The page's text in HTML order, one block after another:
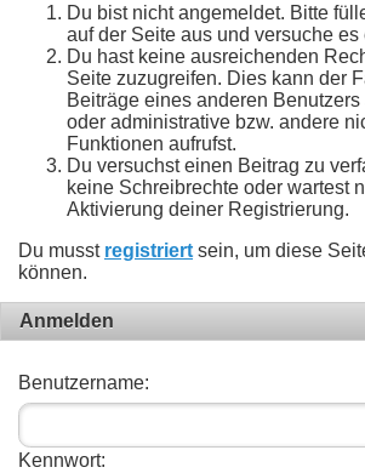
Du bist nicht angemeldet. Bitte
auf der Seite aus und versuche es
Du hast keine ausreichenden
Seite zuzugreifen. Dies kann der
Beiträge eines anderen
oder administrative bzw. andere
Funktionen aufrufst.
Du versuchst einen Beitrag zu
keine Schreibrechte oder wartest
Aktivierung deiner Registrierung.
Du musst registriert sein, um diese
können.
Anmelden
Benutzername:
Kennwort: